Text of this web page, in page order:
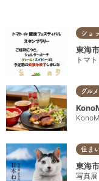
ショ
東海
トマ
グルメ
住ま
東海
写真